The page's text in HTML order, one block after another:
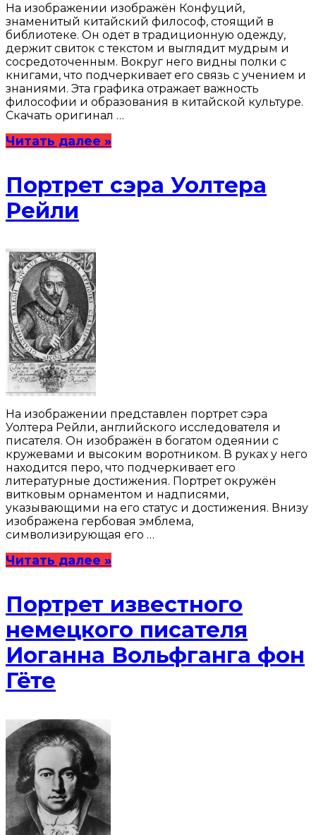
На изображении изображён Конфуций,
знаменитый китайский философ, стоящий в
библиотеке. Он одет в традиционную одежду,
держит свиток с текстом и выглядит мудрым и
сосредоточенным. Вокруг него видны полки с
книгами, что подчеркивает его связь с учением и
знаниями. Эта графика отражает важность
философии и образования в китайской культуре.
Скачать оригинал …
Читать далее »
Портрет сэра Уолтера
Рейли
На изображении представлен портрет сэра
Уолтера Рейли, английского исследователя и
писателя. Он изображён в богатом одеянии с
кружевами и высоким воротником. В руках у него
находится перо, что подчеркивает его
литературные достижения. Портрет окружён
витковым орнаментом и надписями,
указывающими на его статус и достижения. Внизу
изображена гербовая эмблема,
символизирующая его …
Читать далее »
Портрет известного
немецкого писателя
Иоганна Вольфганга фон
Гёте